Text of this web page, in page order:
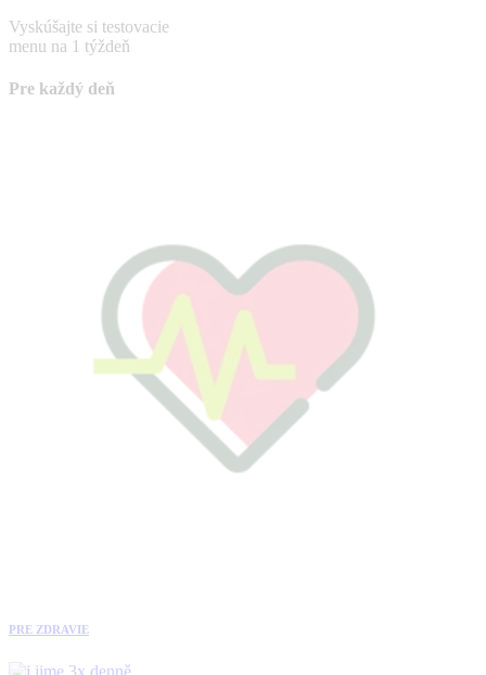
Vyskúšajte si testovacie
menu na 1 týždeň
Pre každý deň
PRE ZDRAVIE